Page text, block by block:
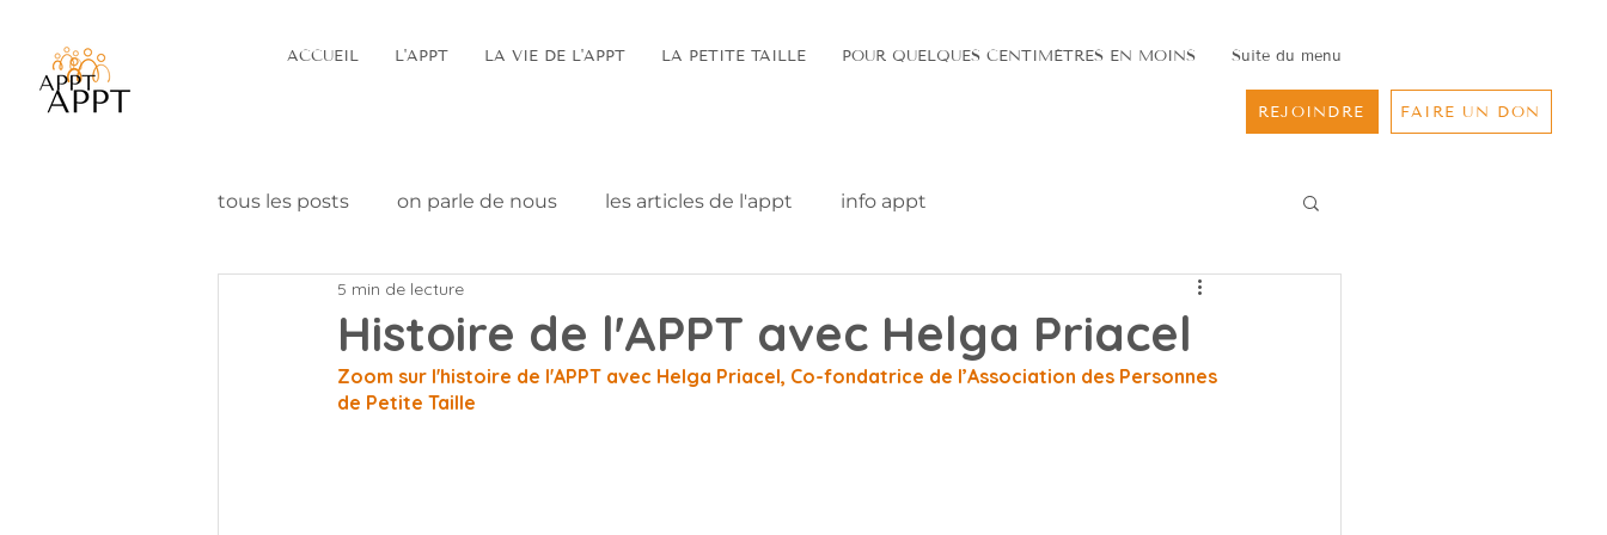
REJOINDRE FAIRE UN DON
ACCUEIL L'APPT LA VIE DE L'APPT LA PETITE TAILLE POUR QUELQUES CENTIMÈTRES EN MOINS Suite du menu
tous les posts on parle de nous les articles de l'appt info appt
Histoire de l'APPT avec Helga Priacel
5 min de lecture
Zoom sur l'histoire de l'APPT avec Helga Priacel, Co-fondatrice de l’Association des Personnes
de Petite Taille